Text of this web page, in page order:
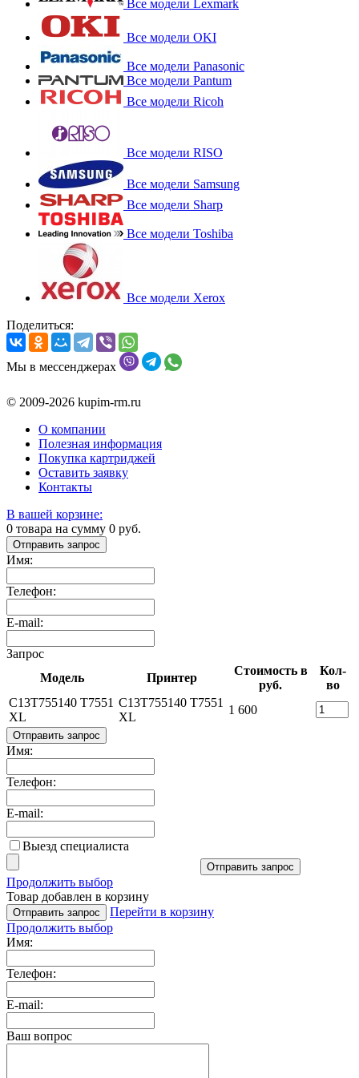
Все модели Lexmark
Все модели OKI
Все модели Panasonic
Все модели Pantum
Все модели Ricoh
Все модели RISO
Все модели Samsung
Все модели Sharp
Все модели Toshiba
Все модели Xerox
Поделиться:
Мы в мессенджерах
© 2009-2026 kupim-rm.ru
О компании
Полезная информация
Покупка картриджей
Оставить заявку
Контакты
В вашей корзине:
0 товара на сумму 0 руб.
Отправить запрос
Имя:
Телефон:
E-mail:
Запрос
Модель
Принтер
Стоимость в
руб.
Кол-
во
C13T755140 T7551
XL
C13T755140 T7551
XL
1 600
Отправить запрос
Имя:
Телефон:
E-mail:
Выезд специалиста
Отправить запрос
Продолжить выбор
Товар добавлен в корзину
Отправить запрос
Перейти в корзину
Продолжить выбор
Имя:
Телефон:
E-mail:
Ваш вопрос